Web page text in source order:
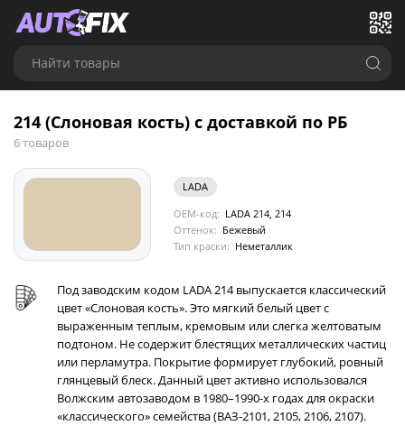
Найти товары
214 (Слоновая кость) с доставкой по РБ
6 товаров
LADA
OEM-код: LADA 214, 214
Оттенок: Бежевый
Тип краски: Неметаллик
Под заводским кодом LADA 214 выпускается классический
цвет «Слоновая кость». Это мягкий белый цвет с
выраженным теплым, кремовым или слегка желтоватым
подтоном. Не содержит блестящих металлических частиц
или перламутра. Покрытие формирует глубокий, ровный
глянцевый блеск. Данный цвет активно использовался
Волжским автозаводом в 1980–1990-х годах для окраски
«классического» семейства (ВАЗ-2101, 2105, 2106, 2107).